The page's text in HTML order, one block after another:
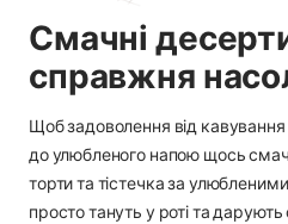
Смачні
справжня
Щоб задоволення від кавування
до улюбленого напою щось
торти та тістечка за
просто тануть у роті та